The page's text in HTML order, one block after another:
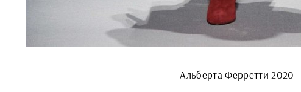
Альберта Ферретти 2020